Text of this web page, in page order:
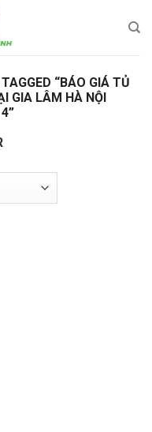
“BÁO GIÁ TỦ
GIA LÂM HÀ NỘI